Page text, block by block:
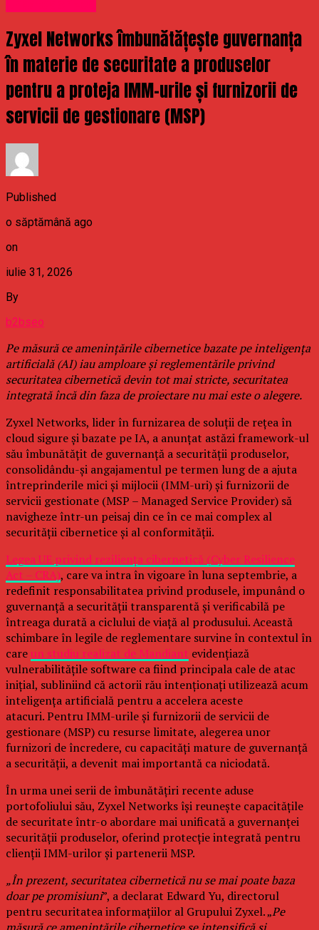
Zyxel Networks îmbunătățește guvernanța
în materie de securitate a produselor
pentru a proteja IMM-urile și furnizorii de
servicii de gestionare (MSP)
Published
o săptămână ago
on
iulie 31, 2026
By
b2bseo
Pe măsură ce amenințările cibernetice bazate pe inteligența
artificială (AI) iau amploare și reglementările privind
securitatea cibernetică devin tot mai stricte, securitatea
integrată încă din faza de proiectare nu mai este o alegere.
Zyxel Networks, lider în furnizarea de soluții de rețea în
cloud sigure și bazate pe IA, a anunțat astăzi framework-ul
său îmbunătățit de guvernanță a securității produselor,
consolidându-și angajamentul pe termen lung de a ajuta
întreprinderile mici și mijlocii (IMM-uri) și furnizorii de
servicii gestionate (MSP – Managed Service Provider) să
navigheze într-un peisaj din ce în ce mai complex al
securității cibernetice și al conformității.
Legea UE privind reziliența cibernetică (Cyber Resilience
Act – CRA), care va intra în vigoare în luna septembrie, a
redefinit responsabilitatea privind produsele, impunând o
guvernanță a securității transparentă și verificabilă pe
întreaga durată a ciclului de viață al produsului. Această
schimbare în legile de reglementare survine în contextul în
careun studiu realizat de Mandiant evidențiază
vulnerabilitățile software ca fiind principala cale de atac
inițial, subliniind că actorii rău intenționați utilizează acum
inteligența artificială pentru a accelera aceste
atacuri. Pentru IMM-urile și furnizorii de servicii de
gestionare (MSP) cu resurse limitate, alegerea unor
furnizori de încredere, cu capacități mature de guvernanță
a securității, a devenit mai importantă ca niciodată.
În urma unei serii de îmbunătățiri recente aduse
portofoliului său, Zyxel Networks își reunește capacitățile
de securitate într-o abordare mai unificată a guvernanței
securității produselor, oferind protecție integrată pentru
clienții IMM-urilor și partenerii MSP.
„În prezent, securitatea cibernetică nu se mai poate baza
doar pe promisiuni”, a declarat Edward Yu, directorul
pentru securitatea informațiilor al Grupului Zyxel. „Pe